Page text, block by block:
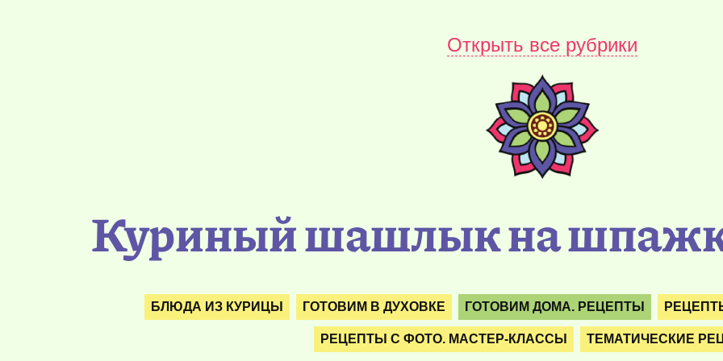
Открыть все рубрики
Куриный шашлык на
БЛЮДА ИЗ КУРИЦЫ ГОТОВИМ В ДУХОВКЕ ГОТОВИМ ДОМА. РЕЦЕПТЫ
РЕЦЕПТЫ С ФОТО. МАСТЕР-КЛАССЫ ТЕМАТИЧЕСКИЕ